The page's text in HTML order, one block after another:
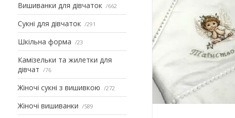
Вишиванки для дівчаток 662
Сукні для дівчаток 291
Шкільна форма 23
Камізельки та жилетки для
дівчат
76
Жіночі сукні з вишивкою 272
Жіночі вишиванки 589